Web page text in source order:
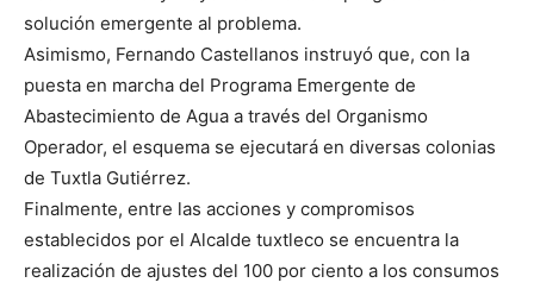
solución emergente al problema.
Asimismo, Fernando Castellanos instruyó que, con la
puesta en marcha del Programa Emergente de
Abastecimiento de Agua a través del Organismo
Operador, el esquema se ejecutará en diversas colonias
de Tuxtla Gutiérrez.
Finalmente, entre las acciones y compromisos
establecidos por el Alcalde tuxtleco se encuentra la
realización de ajustes del 100 por ciento a los consumos